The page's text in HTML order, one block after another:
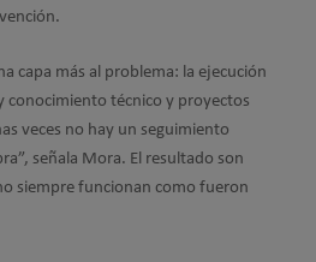
capa más al problema: la ejecución
conocimiento técnico y proyectos
veces no hay un seguimiento
señala Mora. El resultado son
siempre funcionan como fueron